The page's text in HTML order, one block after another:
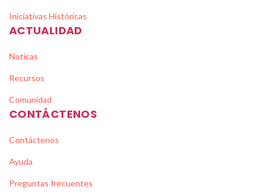
Iniciativas Históricas
ACTUALIDAD
Noticas
Recursos
Comunidad
CONTÁCTENOS
Contáctenos
Ayuda
Preguntas frecuentes